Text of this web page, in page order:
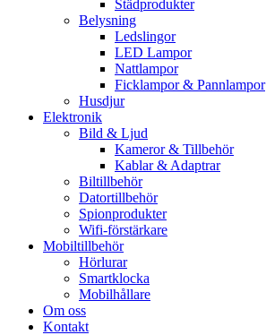
Städprodukter
Belysning
Ledslingor
LED Lampor
Nattlampor
Ficklampor & Pannlampor
Husdjur
Elektronik
Bild & Ljud
Kameror & Tillbehör
Kablar & Adaptrar
Biltillbehör
Datortillbehör
Spionprodukter
Wifi-förstärkare
Mobiltillbehör
Hörlurar
Smartklocka
Mobilhållare
Om oss
Kontakt